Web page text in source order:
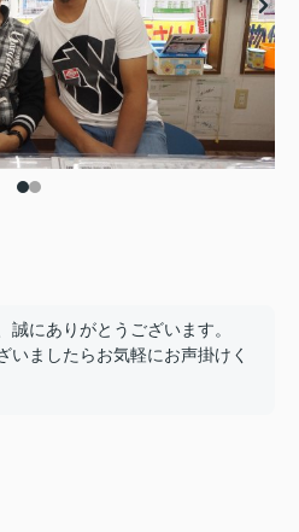
誠にありがとうございます。
いましたらお気軽にお声掛けく